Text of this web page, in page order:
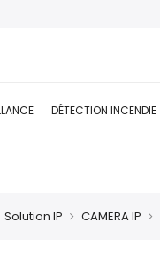
DÉTECTION INCENDIE
Solution IP CAMERA IP